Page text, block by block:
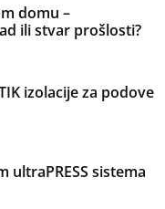
domu –
ili stvar prošlosti?
izolacije za podove
ultraPRESS sistema